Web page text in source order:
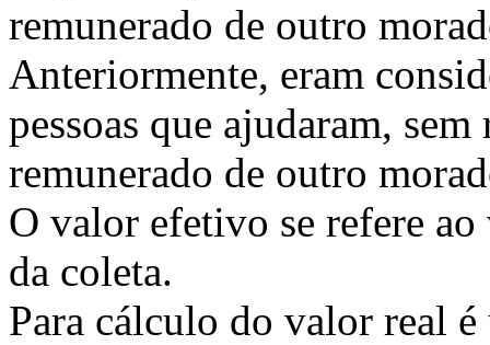
remunerado de outro
Anteriormente, eram
pessoas que ajudaram,
remunerado de outro
O valor efetivo se refere
da coleta.
Para cálculo do valor real